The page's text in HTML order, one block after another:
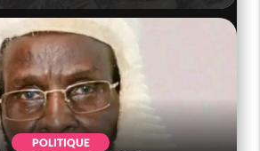
POLITIQUE